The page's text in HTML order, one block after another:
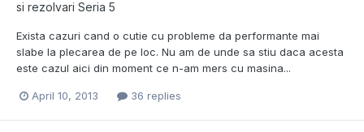
si rezolvari Seria 5
Exista cazuri cand o cutie cu probleme da performante mai
slabe la plecarea de pe loc. Nu am de unde sa stiu daca acesta
este cazul aici din moment ce n-am mers cu masina...
April 10, 2013 36 replies